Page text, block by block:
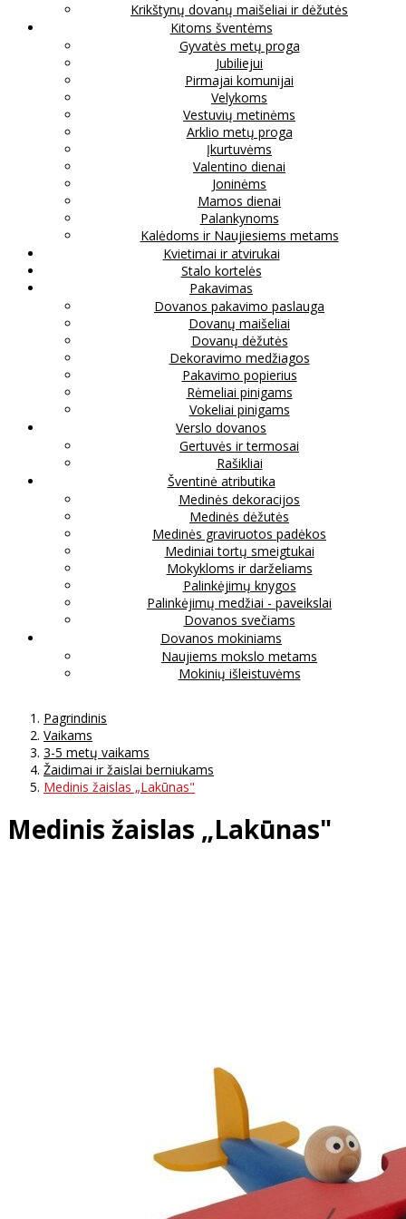
Krikštynų dovanų maišeliai ir dėžutės
Kitoms šventėms
Gyvatės metų proga
Jubiliejui
Pirmajai komunijai
Velykoms
Vestuvių metinėms
Arklio metų proga
Įkurtuvėms
Valentino dienai
Joninėms
Mamos dienai
Palankynoms
Kalėdoms ir Naujiesiems metams
Kvietimai ir atvirukai
Stalo kortelės
Pakavimas
Dovanos pakavimo paslauga
Dovanų maišeliai
Dovanų dėžutės
Dekoravimo medžiagos
Pakavimo popierius
Rėmeliai pinigams
Vokeliai pinigams
Verslo dovanos
Gertuvės ir termosai
Rašikliai
Šventinė atributika
Medinės dekoracijos
Medinės dėžutės
Medinės graviruotos padėkos
Mediniai tortų smeigtukai
Mokykloms ir darželiams
Palinkėjimų knygos
Palinkėjimų medžiai - paveikslai
Dovanos svečiams
Dovanos mokiniams
Naujiems mokslo metams
Mokinių išleistuvėms
Pagrindinis
Vaikams
3-5 metų vaikams
Žaidimai ir žaislai berniukams
Medinis žaislas „Lakūnas"
Medinis žaislas „Lakūnas"